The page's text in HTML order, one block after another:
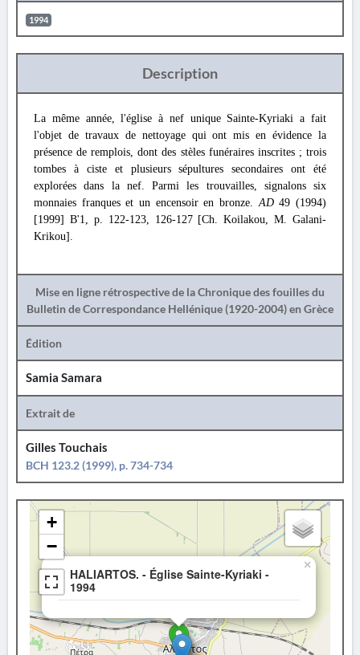
1994
Description
La même année, l'église à nef unique Sainte-Kyriaki a fait
l'objet de travaux de nettoyage qui ont mis en évidence la
présence de remplois, dont des stèles funéraires inscrites ; trois
tombes à ciste et plusieurs sépultures secondaires ont été
explorées dans la nef. Parmi les trouvailles, signalons six
monnaies franques et un encensoir en bronze.AD49 (1994)
[1999] Β'1, p. 122-123, 126-127 [Ch. Koilakou, M. Galani-
Krikou].
Mise en ligne rétrospective de la Chronique des fouilles du
Bulletin de Correspondance Hellénique (1920-2004) en Grèce
Édition
Samia Samara
Extrait de
Gilles Touchais
BCH 123.2 (1999), p. 734-734
HALIARTOS. - Église Sainte-Kyriaki -
1994
×
+
−